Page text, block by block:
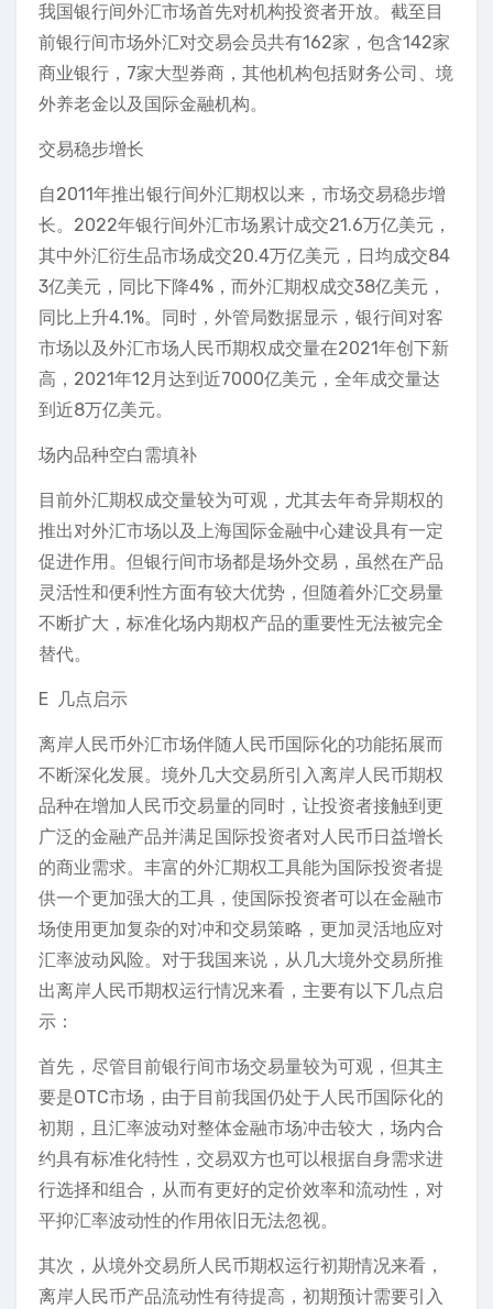
我国银行间外汇市场首先对机构投资者开放。截至目
前银行间市场外汇对交易会员共有162家，包含142家
商业银行，7家大型券商，其他机构包括财务公司、境
外养老金以及国际金融机构。
交易稳步增长
自2011年推出银行间外汇期权以来，市场交易稳步增
长。2022年银行间外汇市场累计成交21.6万亿美元，
其中外汇衍生品市场成交20.4万亿美元，日均成交84
3亿美元，同比下降4%，而外汇期权成交38亿美元，
同比上升4.1%。同时，外管局数据显示，银行间对客
市场以及外汇市场人民币期权成交量在2021年创下新
高，2021年12月达到近7000亿美元，全年成交量达
到近8万亿美元。
场内品种空白需填补
目前外汇期权成交量较为可观，尤其去年奇异期权的
推出对外汇市场以及上海国际金融中心建设具有一定
促进作用。但银行间市场都是场外交易，虽然在产品
灵活性和便利性方面有较大优势，但随着外汇交易量
不断扩大，标准化场内期权产品的重要性无法被完全
替代。
E 几点启示
离岸人民币外汇市场伴随人民币国际化的功能拓展而
不断深化发展。境外几大交易所引入离岸人民币期权
品种在增加人民币交易量的同时，让投资者接触到更
广泛的金融产品并满足国际投资者对人民币日益增长
的商业需求。丰富的外汇期权工具能为国际投资者提
供一个更加强大的工具，使国际投资者可以在金融市
场使用更加复杂的对冲和交易策略，更加灵活地应对
汇率波动风险。对于我国来说，从几大境外交易所推
出离岸人民币期权运行情况来看，主要有以下几点启
示：
首先，尽管目前银行间市场交易量较为可观，但其主
要是OTC市场，由于目前我国仍处于人民币国际化的
初期，且汇率波动对整体金融市场冲击较大，场内合
约具有标准化特性，交易双方也可以根据自身需求进
行选择和组合，从而有更好的定价效率和流动性，对
平抑汇率波动性的作用依旧无法忽视。
其次，从境外交易所人民币期权运行初期情况来看，
离岸人民币产品流动性有待提高，初期预计需要引入